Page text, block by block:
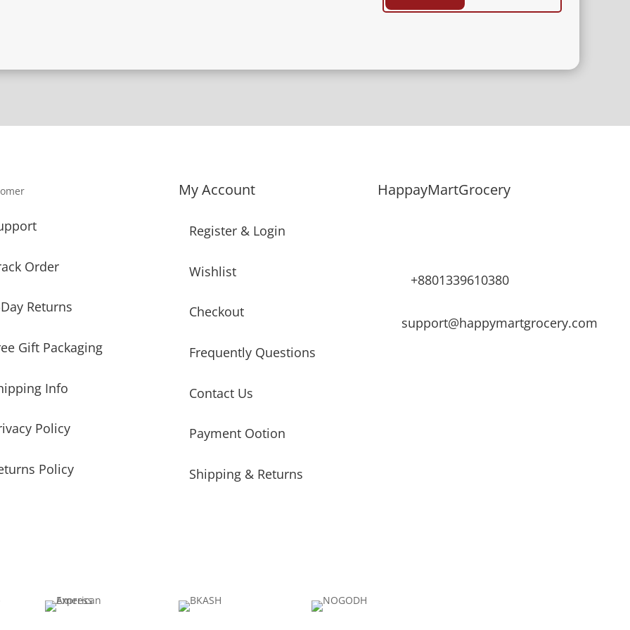
Order
Returns
Gift Packaging
Info
Policy
Policy
My Account
Register & Login
Wishlist
Checkout
Frequently Questions
Contact Us
Payment Ootion
Shipping & Returns
HappayMartGrocery
+8801339610380
support@happymartgrocery.com